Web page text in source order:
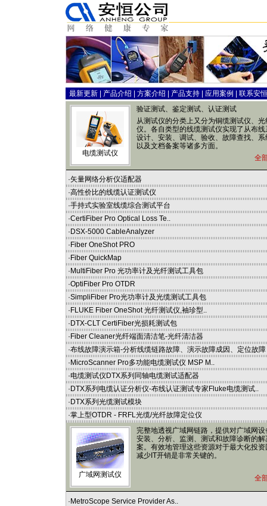
最新更新 产品介绍 方案介绍 产品支持 应用案例 联系安恒
电缆测试仪
验证测试、鉴定测试、认证测试
从测试仪的分类上又分为铜缆测试仪、光
仪。各自类型的线缆测试仪实现了从布线
设计、安装、调试、验收、故障查找、系
以及文档备案等诸多方面。
全
·矢量网络分析仪适配器
·高性价比的线缆认证测试仪
·手持式实验室线缆综合测试平台
·CertiFiber Pro Optical Loss Te..
· DSX-5000 CableAnalyzer
· Fiber OneShot PRO
· Fiber QuickMap
· MultiFiber Pro 光功率计及光纤测试工具包
·OptiFiber Pro OTDR
·SimpliFiber Pro光功率计及光缆测试工具包
· FLUKE Fiber OneShot 光纤测试仪,袖珍型..
· DTX-CLT CertiFiber光损耗测试包
· Fiber Cleaner光纤端面清洁笔-光纤清洁器
·布线故障演示箱-分析线缆链路故障、演示故障成因、定位故障
· MicroScanner Pro多功能电缆测试仪 MSP M..
·电缆测试仪DTX系列同轴电缆测试适配器
· DTX系列电缆认证分析仪-布线认证测试专家Fluke电缆测试..
· DTX系列光缆测试模块
·掌上型OTDR - FRFL光缆/光纤故障定位仪
广域网测试仪
完整地透视广域网链路，提供对广域网设
安装、分析、监测、测试和故障诊断的解
案。有效地管理这些资源对于最大化投资
减少IT开销是非常关键的。
全
· MetroScope Service Provider As..